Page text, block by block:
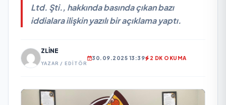
Ltd. Şti., hakkında basında çıkan bazı
iddialara ilişkin yazılı bir açıklama yaptı.
ZLINE
YAZAR / EDITÖR
30.09.2025 13:39 2 DK OKUMA